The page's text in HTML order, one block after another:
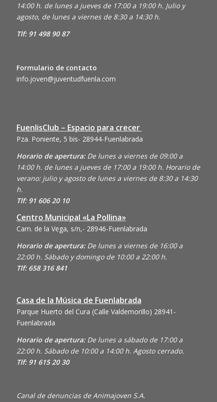
14:00 h. de lunes a jueves de 17:00 a 19:00 h. Julio y
agosto, de lunes a viernes de 8:30 a 14:30 h.
Tlf: 91 498 90 87
Formulario de contacto
info.joven@juventudfuenla.com
FuenlisClub – Espacio para crecer
Pza. Poniente, 5 bis- 28944-Fuenlabrada
Horario de apertura:De lunes a viernes de 09:00 a
14:00 h. de lunes a jueves de 17:00 a 19:00 h. Horario de
verano: julio y agosto de lunes a viernes de 8:30 a 14:30
h.
Tlf: 91 606 20 10
Centro Municipal «La Pollina»
Cam. de la Vega, s/n,- 28946-Fuenlabrada
Horario de apertura: De lunes a viernes de 16:00 a
22:00 h. Sábado y domingo de 10:00 a 22:00 h.
Tlf: 658 316 841
Casa de la Música de Fuenlabrada
Parque Huerto del Cura (Calle Valdemorillo) 28941-
Fuenlabrada
Horario de apertura: De lunes a sábado de 17:00 a
22:00 h. Sábado de 10:00 a 14:00 h. Agosto cerrado.
Tlf: 91 615 20 30
Canal de denuncias de Animajoven S.A.